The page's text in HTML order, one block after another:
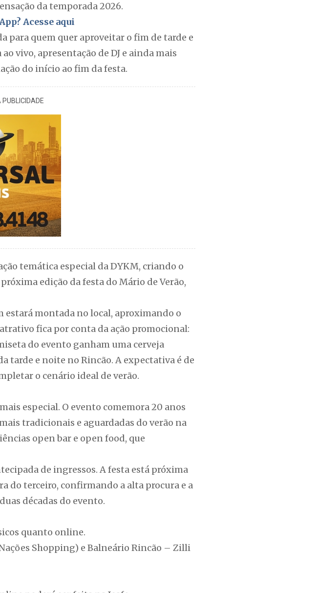
da temporada 2026.
Acesse aqui
para quem quer aproveitar o fim de tarde e
vivo, apresentação de DJ e ainda mais
do início ao fim da festa.
temática especial da DYKM, criando o
edição da festa do Mário de Verão,
montada no local, aproximando o
fica por conta da ação promocional:
do evento ganham uma cerveja
tarde e noite no Rincão. A expectativa é de
o cenário ideal de verão.
especial. O evento comemora 20 anos
tradicionais e aguardadas do verão na
open bar e open food, que
de ingressos. A festa está próxima
do terceiro, confirmando a alta procura e a
décadas do evento.
quanto online.
Shopping) e Balneário Rincão – Zilli